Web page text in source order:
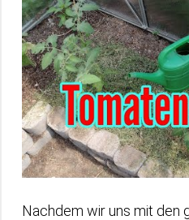
Nachdem wir uns mit den